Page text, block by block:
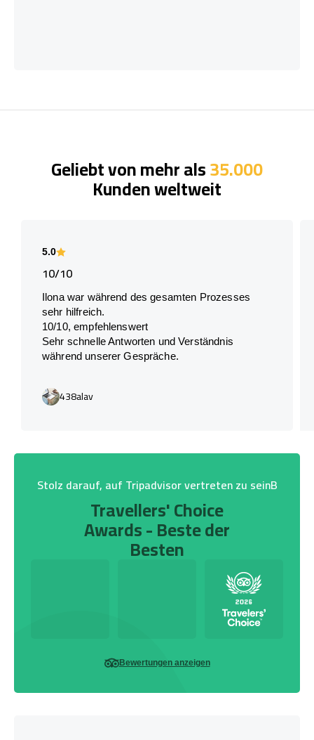
Geliebt von mehr als35.000
Kunden weltweit
5.0
10/10
Ilona war während des gesamten Prozesses
sehr hilfreich.
10/10, empfehlenswert
Sehr schnelle Antworten und Verständnis
während unserer Gespräche.
438alav
Stolz darauf, auf Tripadvisor vertreten zu seinB
Travellers' Choice
Awards - Beste der
Besten
Bewertungen anzeigen